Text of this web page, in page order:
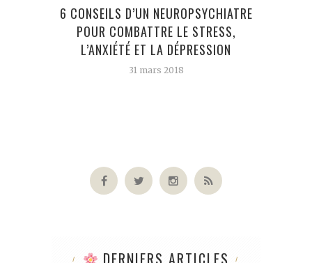
6 CONSEILS D’UN NEUROPSYCHIATRE
POUR COMBATTRE LE STRESS,
L’ANXIÉTÉ ET LA DÉPRESSION
31 mars 2018
DERNIERS ARTICLES